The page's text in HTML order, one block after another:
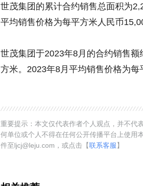
世茂集团的累计合约销售总面积为
平均销售价格为每平方米人民币
世茂集团于2023年8月的合约销售
方米。2023年8月平均销售价格为每
重要提示：本文仅代表作者个人观点，并不代
何单位或个人不得在任何公开传播平台上使用
件至ljcj@leju.com，或点击【联系客服】